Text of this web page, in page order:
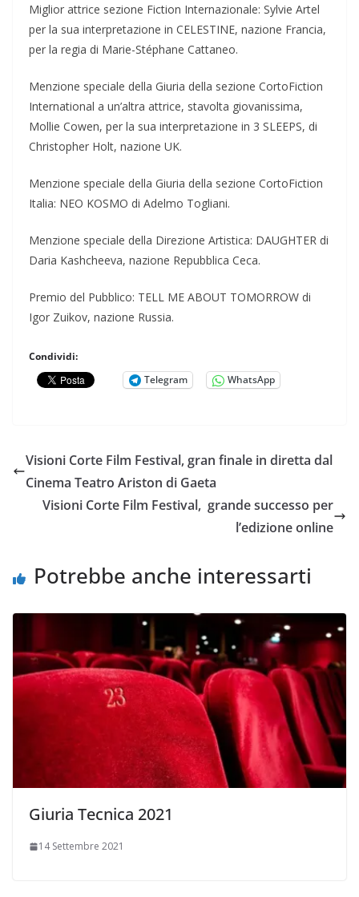
Miglior attrice sezione Fiction Internazionale: Sylvie Artel
per la sua interpretazione in CELESTINE, nazione Francia,
per la regia di Marie-Stéphane Cattaneo.
Menzione speciale della Giuria della sezione CortoFiction
International a un’altra attrice, stavolta giovanissima,
Mollie Cowen, per la sua interpretazione in 3 SLEEPS, di
Christopher Holt, nazione UK.
Menzione speciale della Giuria della sezione CortoFiction
Italia: NEO KOSMO di Adelmo Togliani.
Menzione speciale della Direzione Artistica: DAUGHTER di
Daria Kashcheeva, nazione Repubblica Ceca.
Premio del Pubblico: TELL ME ABOUT TOMORROW di
Igor Zuikov, nazione Russia.
Condividi:
Telegram
WhatsApp
Visioni Corte Film Festival, gran finale in diretta dal
Cinema Teatro Ariston di Gaeta
Visioni Corte Film Festival, grande successo per
l’edizione online
Potrebbe anche interessarti
Giuria Tecnica 2021
14 Settembre 2021